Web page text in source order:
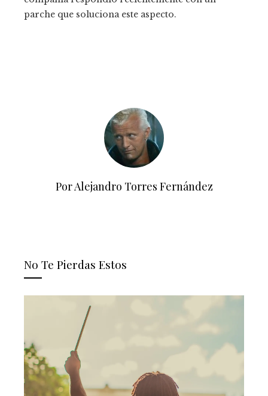
parche que soluciona este aspecto.
Por Alejandro Torres Fernández
No Te Pierdas Estos